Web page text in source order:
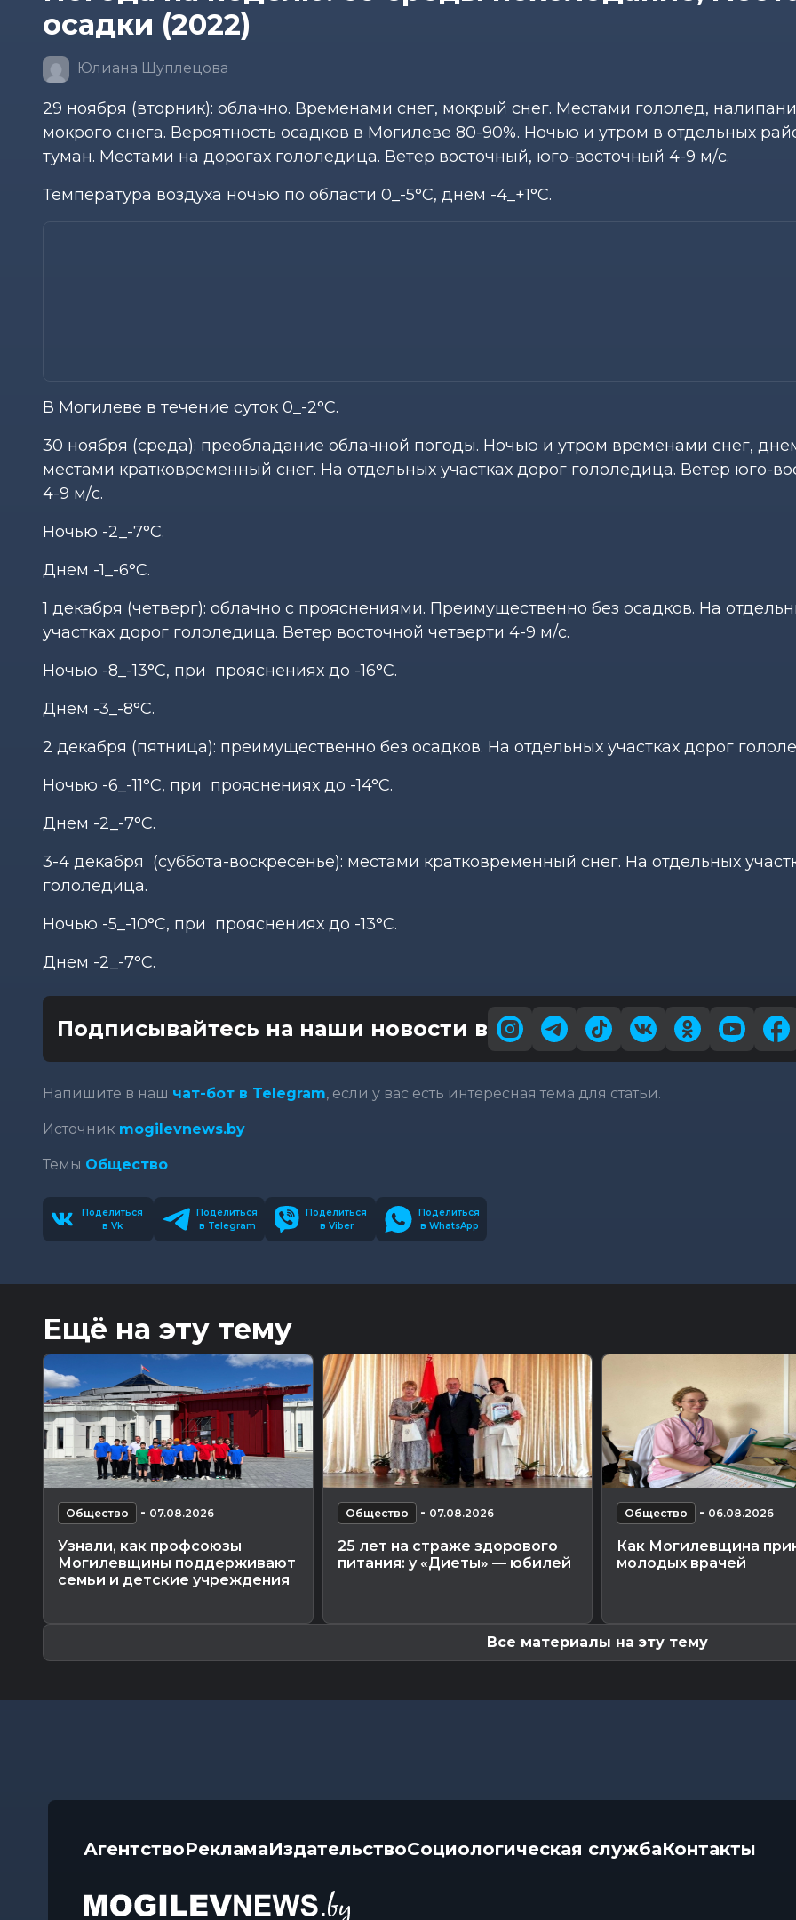
осадки (2022)
Юлиана Шуплецова
29 ноября (вторник): облачно. Временами снег, мокрый снег. Местами гололед,
мокрого снега. Вероятность осадков в Могилеве 80-90%. Ночью и утром в отдельных
туман. Местами на дорогах гололедица. Ветер восточный, юго-восточный 4-9 м/с.
Температура воздуха ночью по области 0_-5°С, днем -4_+1°С.
В Могилеве в течение суток 0_-2°С.
30 ноября (среда): преобладание облачной погоды. Ночью и утром временами снег,
местами кратковременный снег. На отдельных участках дорог гололедица. Ветер юго-
4-9 м/с.
Ночью -2_-7°С.
Днем -1_-6°С.
1 декабря (четверг): облачно с прояснениями. Преимущественно без осадков. На
участках дорог гололедица. Ветер восточной четверти 4-9 м/с.
Ночью -8_-13°С, при прояснениях до -16°С.
Днем -3_-8°С.
2 декабря (пятница): преимущественно без осадков. На отдельных участках дорог
Ночью -6_-11°С, при прояснениях до -14°С.
Днем -2_-7°С.
3-4 декабря (суббота-воскресенье): местами кратковременный снег. На отдельных
гололедица.
Ночью -5_-10°С, при прояснениях до -13°С.
Днем -2_-7°С.
Подписывайтесь на наши новости в
Напишите в наш чат-бот в Telegram, если у вас есть интересная тема для статьи.
Источник mogilevnews.by
Темы Общество
Поделиться
в Vk
Поделиться
в Telegram
Поделиться
в Viber
Поделиться
в WhatsApp
Ещё на эту тему
Общество - 07.08.2026
Узнали, как профсоюзы
Могилевщины поддерживают
семьи и детские учреждения
Общество - 07.08.2026
25 лет на страже здорового
питания: у «Диеты» — юбилей
Общество - 06.08.2026
Как Могилевщина
молодых врачей
Все материалы на эту тему
АгентствоРекламаИздательствоСоциологическая службаКонтакты